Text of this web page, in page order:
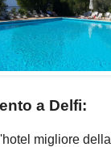
a Delfi:
migliore